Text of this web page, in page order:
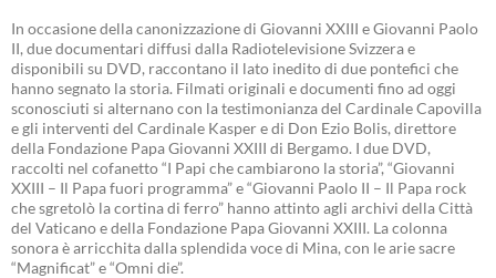
In occasione della canonizzazione di Giovanni XXIII e Giovanni Paolo
II, due documentari diffusi dalla Radiotelevisione Svizzera e
disponibili su DVD, raccontano il lato inedito di due pontefici che
hanno segnato la storia. Filmati originali e documenti fino ad oggi
sconosciuti si alternano con la testimonianza del Cardinale Capovilla
e gli interventi del Cardinale Kasper e di Don Ezio Bolis, direttore
della Fondazione Papa Giovanni XXIII di Bergamo. I due DVD,
raccolti nel cofanetto “I Papi che cambiarono la storia”, “Giovanni
XXIII – Il Papa fuori programma” e “Giovanni Paolo II – Il Papa rock
che sgretolò la cortina di ferro” hanno attinto agli archivi della Città
del Vaticano e della Fondazione Papa Giovanni XXIII. La colonna
sonora è arricchita dalla splendida voce di Mina, con le arie sacre
“Magnificat” e “Omni die”.